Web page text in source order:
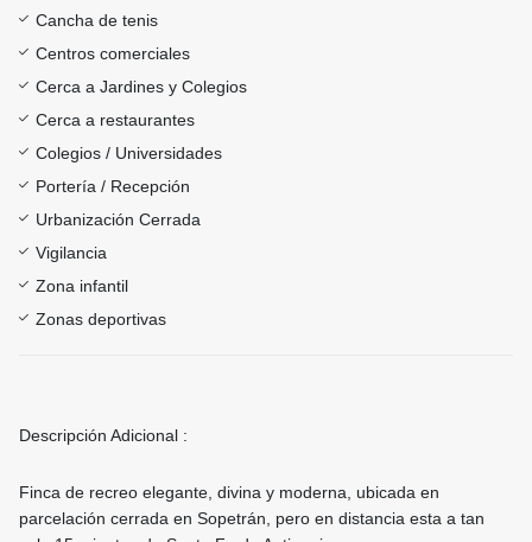
Cancha de tenis
Centros comerciales
Cerca a Jardines y Colegios
Cerca a restaurantes
Colegios / Universidades
Portería / Recepción
Urbanización Cerrada
Vigilancia
Zona infantil
Zonas deportivas
Descripción Adicional :
Finca de recreo elegante, divina y moderna, ubicada en
parcelación cerrada en Sopetrán, pero en distancia esta a tan